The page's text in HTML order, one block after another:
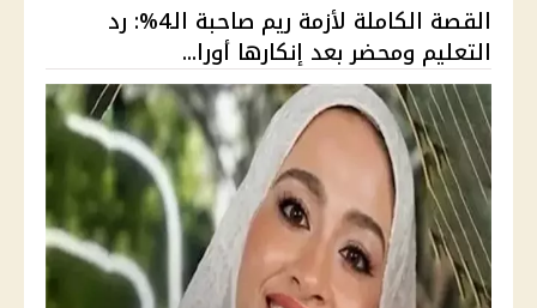
القصة الكاملة لأزمة ريم صاحبة الـ4%: رد
التعليم ومحضر بعد إنكارها أورا...